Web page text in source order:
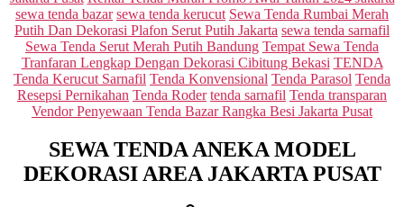
sewa tenda bazar sewa tenda kerucut Sewa Tenda Rumbai Merah
Putih Dan Dekorasi Plafon Serut Putih Jakarta sewa tenda sarnafil
Sewa Tenda Serut Merah Putih Bandung Tempat Sewa Tenda
Tranfaran Lengkap Dengan Dekorasi Cibitung Bekasi TENDA
Tenda Kerucut Sarnafil Tenda Konvensional Tenda Parasol Tenda
Resepsi Pernikahan Tenda Roder tenda sarnafil Tenda transparan
Vendor Penyewaan Tenda Bazar Rangka Besi Jakarta Pusat
SEWA TENDA ANEKA MODEL
DEKORASI AREA JAKARTA PUSAT